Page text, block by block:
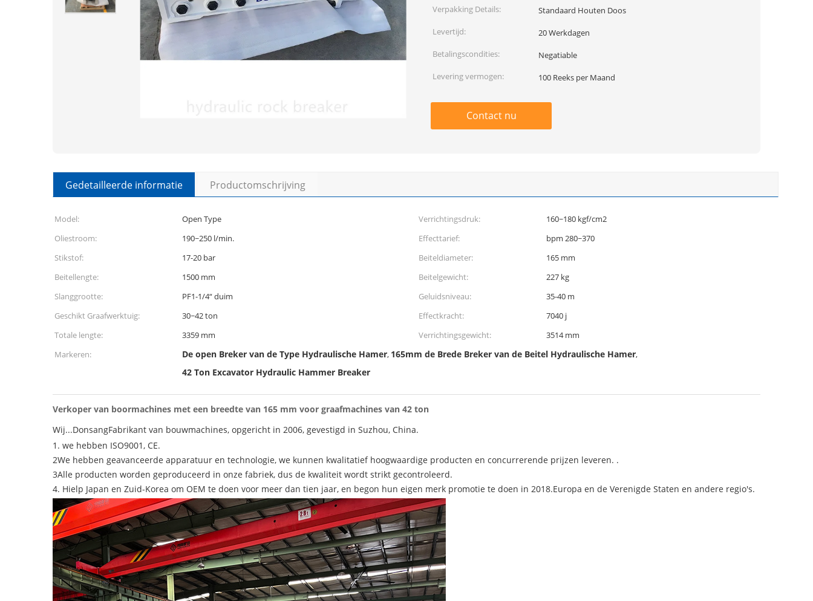
Verpakking Details:
Standaard Houten Doos
Levertijd:
20 Werkdagen
Betalingscondities:
Negatiable
Levering vermogen:
100 Reeks per Maand
Contact nu
Gedetailleerde informatie Productomschrijving
Model: Open Type Verrichtingsdruk:
160~180 kgf/cm2
Oliestroom:
190~250 l/min. Effecttarief:
bpm 280~370
Stikstof:
17-20 bar Beiteldiameter:
165 mm
Beitellengte:
1500 mm Beitelgewicht:
227 kg
Slanggrootte:
PF1-1/4“ duim Geluidsniveau:
35-40 m
Geschikt Graafwerktuig:
30~42 ton Effectkracht:
7040 j
Totale lengte:
3359 mm Verrichtingsgewicht:
3514 mm
Markeren:
De open Breker van de Type Hydraulische Hamer, 165mm de Brede Breker van de Beitel Hydraulische Hamer,
42 Ton Excavator Hydraulic Hammer Breaker
Verkoper van boormachines met een breedte van 165 mm voor graafmachines van 42 ton
Wij...DonsangFabrikant van bouwmachines, opgericht in 2006, gevestigd in Suzhou, China.
1. we hebben ISO9001, CE.
2We hebben geavanceerde apparatuur en technologie, we kunnen kwalitatief hoogwaardige producten en concurrerende prijzen leveren. .
3Alle producten worden geproduceerd in onze fabriek, dus de kwaliteit wordt strikt gecontroleerd.
4. Hielp Japan en Zuid-Korea om OEM te doen voor meer dan tien jaar, en begon hun eigen merk promotie te doen in 2018.Europa en de Verenigde Staten en andere regio's.